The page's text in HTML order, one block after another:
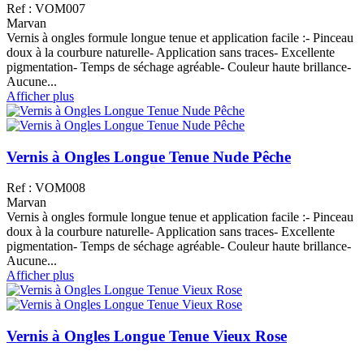
Ref : VOM007
Marvan
Vernis à ongles formule longue tenue et application facile :- Pinceau
doux à la courbure naturelle- Application sans traces- Excellente
pigmentation- Temps de séchage agréable- Couleur haute brillance-
Aucune...
Afficher plus
Vernis à Ongles Longue Tenue Nude Pêche
Ref : VOM008
Marvan
Vernis à ongles formule longue tenue et application facile :- Pinceau
doux à la courbure naturelle- Application sans traces- Excellente
pigmentation- Temps de séchage agréable- Couleur haute brillance-
Aucune...
Afficher plus
Vernis à Ongles Longue Tenue Vieux Rose